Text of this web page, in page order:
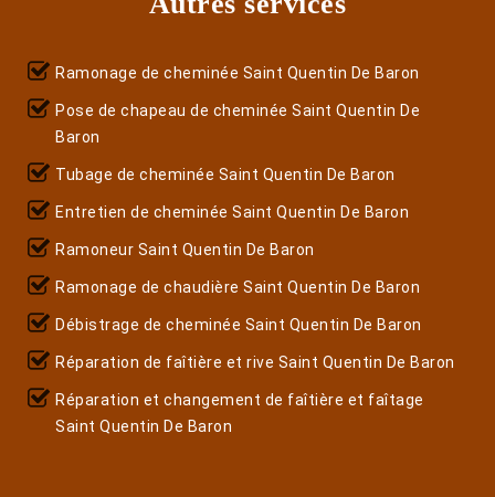
Ramonage de cheminée Saint Quentin De Baron
Pose de chapeau de cheminée Saint Quentin De
Baron
Tubage de cheminée Saint Quentin De Baron
Entretien de cheminée Saint Quentin De Baron
Ramoneur Saint Quentin De Baron
Ramonage de chaudière Saint Quentin De Baron
Débistrage de cheminée Saint Quentin De Baron
Réparation de faîtière et rive Saint Quentin De Baron
Réparation et changement de faîtière et faîtage
Saint Quentin De Baron